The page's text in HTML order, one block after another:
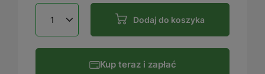
Dodaj do koszyka
Kup teraz i zapłać